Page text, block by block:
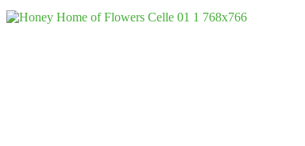
Honey Home of Flowers